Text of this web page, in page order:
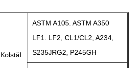
Kolstål
ASTM A105. ASTM A350
LF1. LF2, CL1/CL2, A234,
S235JRG2, P245GH